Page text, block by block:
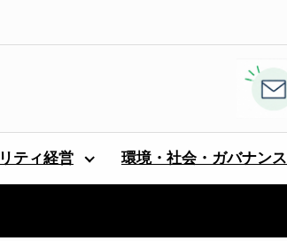
ティ経営 環境・社会・ガバナンス